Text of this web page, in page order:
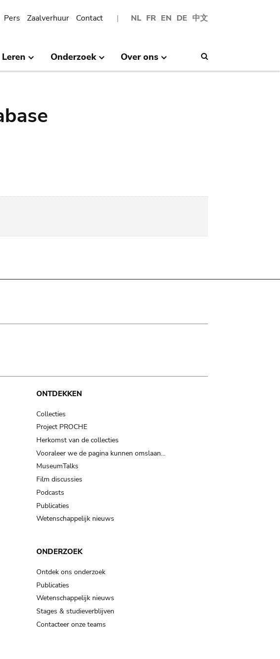
NL FR EN DE 中文
Pers Zaalverhuur Contact
Leren Onderzoek Over ons
ONTDEKKEN
Collecties
Project PROCHE
Herkomst van de collecties
Vooraleer we de pagina kunnen omslaan…
MuseumTalks
Film discussies
Podcasts
Publicaties
Wetenschappelijk nieuws
ONDERZOEK
Ontdek ons onderzoek
Publicaties
Wetenschappelijk nieuws
Stages & studieverblijven
Contacteer onze teams